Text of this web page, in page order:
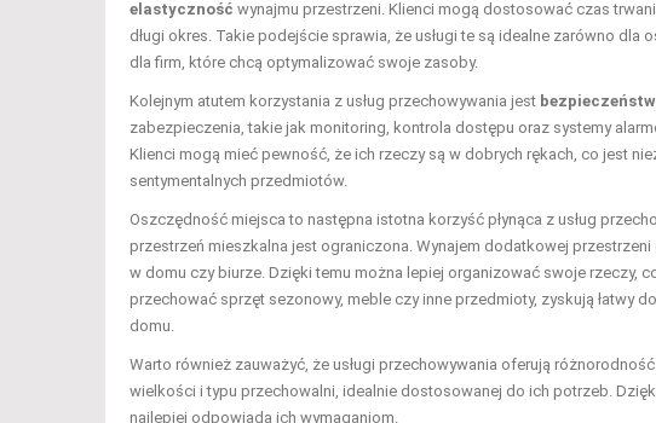
elastyczność wynajmu przestrzeni. Klienci mogą dostosować czas
długi okres. Takie podejście sprawia, że usługi te są idealne zarówno
dla firm, które chcą optymalizować swoje zasoby.
Kolejnym atutem korzystania z usług przechowywania jest
zabezpieczenia, takie jak monitoring, kontrola dostępu oraz systemy
Klienci mogą mieć pewność, że ich rzeczy są w dobrych rękach, co jest
sentymentalnych przedmiotów.
Oszczędność miejsca to następna istotna korzyść płynąca z usług
przestrzeń mieszkalna jest ograniczona. Wynajem dodatkowej
w domu czy biurze. Dzięki temu można lepiej organizować swoje rzeczy,
przechować sprzęt sezonowy, meble czy inne przedmioty, zyskują łatwy
domu.
Warto również zauważyć, że usługi przechowywania oferują
wielkości i typu przechowalni, idealnie dostosowanej do ich potrzeb.
najlepiej odpowiada ich wymaganiom.